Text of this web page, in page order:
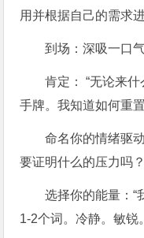
用并根据自己的需求
到场：深吸一口
肯定： “无论来
手牌。我知道如何重
命名你的情绪驱
要证明什么的压力吗？
选择你的能量：“
1-2个词。冷静。敏锐